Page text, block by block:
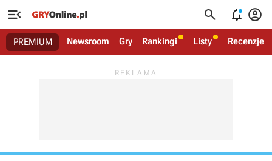
   
PREMIUM Newsroom Gry Rankingi Listy Recenzje